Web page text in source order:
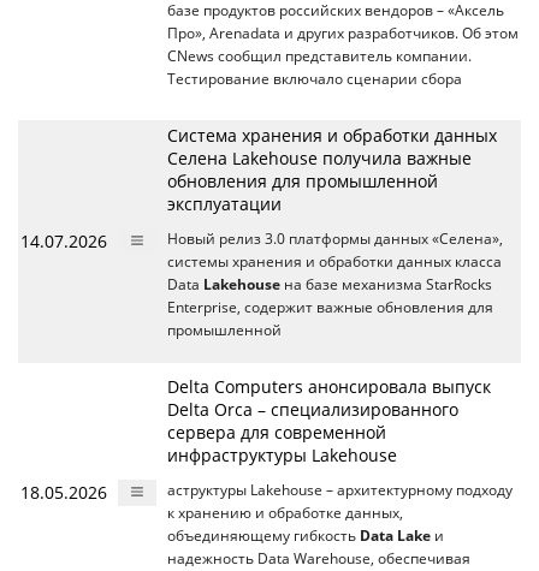
базе продуктов российских вендоров – «Аксель
Про», Arenadata и других разработчиков. Об этом
CNews сообщил представитель компании.
Тестирование включало сценарии сбора
14.07.2026
Система хранения и обработки данных
Селена Lakehouse получила важные
обновления для промышленной
эксплуатации
Новый релиз 3.0 платформы данных «Селена»,
системы хранения и обработки данных класса
Data Lakehouse на базе механизма StarRocks
Enterprise, содержит важные обновления для
промышленной
18.05.2026
Delta Computers анонсировала выпуск
Delta Orca – специализированного
сервера для современной
инфраструктуры Lakehouse
аструктуры Lakehouse – архитектурному подходу
к хранению и обработке данных,
объединяющему гибкость Data Lake и
надежность Data Warehouse, обеспечивая